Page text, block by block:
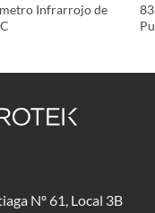
Infrarrojo de
Nº 61, Local 3B